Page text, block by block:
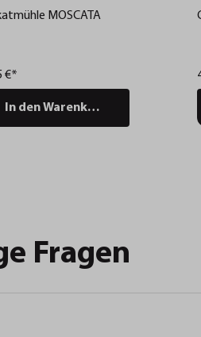
MOSCATA
€*
In den Warenkorb
Fragen